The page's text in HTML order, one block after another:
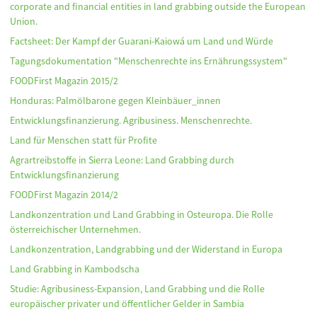
corporate and financial entities in land grabbing outside the European
Union.
Factsheet: Der Kampf der Guarani-Kaiowá um Land und Würde
Tagungsdokumentation "Menschenrechte ins Ernährungssystem"
FOODFirst Magazin 2015/2
Honduras: Palmölbarone gegen Kleinbäuer_innen
Entwicklungsfinanzierung. Agribusiness. Menschenrechte.
Land für Menschen statt für Profite
Agrartreibstoffe in Sierra Leone: Land Grabbing durch
Entwicklungsfinanzierung
FOODFirst Magazin 2014/2
Landkonzentration und Land Grabbing in Osteuropa. Die Rolle
österreichischer Unternehmen.
Landkonzentration, Landgrabbing und der Widerstand in Europa
Land Grabbing in Kambodscha
Studie: Agribusiness-Expansion, Land Grabbing und die Rolle
europäischer privater und öffentlicher Gelder in Sambia